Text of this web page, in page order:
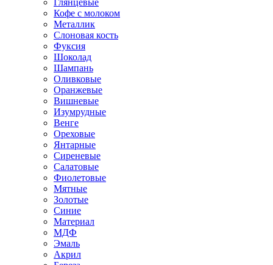
Глянцевые
Кофе с молоком
Металлик
Слоновая кость
Фуксия
Шоколад
Шампань
Оливковые
Оранжевые
Вишневые
Изумрудные
Венге
Ореховые
Янтарные
Сиреневые
Салатовые
Фиолетовые
Мятные
Золотые
Синие
Материал
МДФ
Эмаль
Акрил